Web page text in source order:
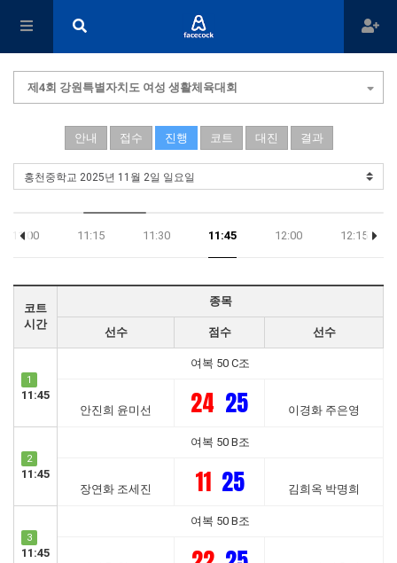
제4회 강원특별자치도 여성 생활체육대회
안내 접수 진행 코트 대진 결과
11:00 11:15 11:30 11:45 12:00 12:15
코트
시간
종목
선수 점수 선수
1
11:45
여복 50 C조
안진희 윤미선 24 25 이경화 주은영
2
11:45
여복 50 B조
장연화 조세진 11 25 김희옥 박명희
3
11:45
여복 50 B조